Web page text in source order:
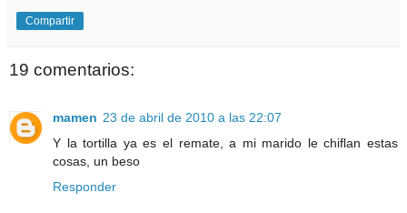
Compartir
19 comentarios:
mamen 23 de abril de 2010 a las 22:07
Y la tortilla ya es el remate, a mi marido le chiflan estas
cosas, un beso
Responder